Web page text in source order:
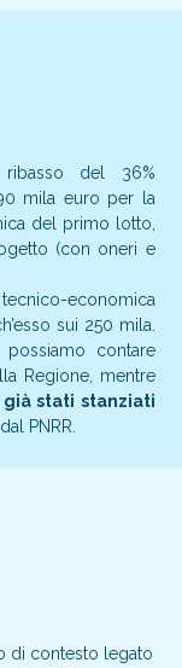
ribasso del 36%
mila euro per la
del primo lotto,
(con oneri e
economica
sui 250 mila.
contare
Regione, mentre
già stati stanziati
PNRR.
di contesto legato